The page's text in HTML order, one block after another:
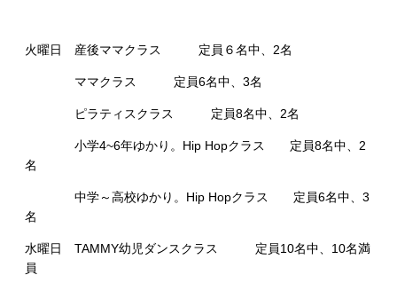
火曜日 産後ママクラス 定員６名中、2名
ママクラス 定員6名中、3名
ピラティスクラス 定員8名中、2名
小学4~6年ゆかり。Hip Hopクラス 定員8名中、2
名
中学～高校ゆかり。Hip Hopクラス 定員6名中、3
名
水曜日 TAMMY幼児ダンスクラス 定員10名中、10名満
員